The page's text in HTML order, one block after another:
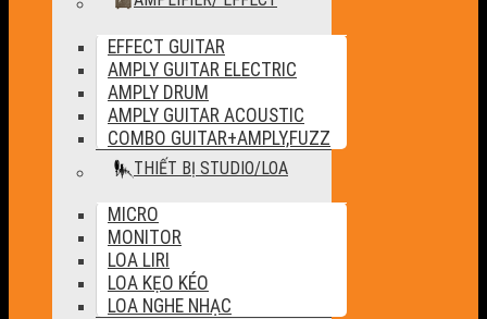
EFFECT GUITAR
AMPLY GUITAR ELECTRIC
AMPLY DRUM
AMPLY GUITAR ACOUSTIC
COMBO GUITAR+AMPLY,FUZZ
THIẾT BỊ STUDIO/LOA
MICRO
MONITOR
LOA LIRI
LOA KẸO KÉO
LOA NGHE NHẠC